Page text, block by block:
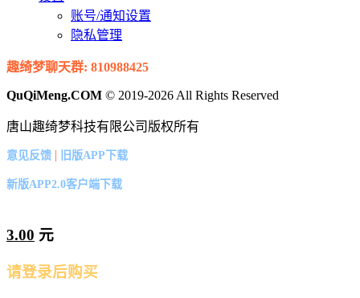
账号/通知设置
隐私管理
趣绮梦聊天群: 810988425
QuQiMeng.COM © 2019-2026 All Rights Reserved
唐山趣绮梦科技有限公司版权所有
意见反馈 | 旧版APP下载
新版APP2.0客户端下载
3.00 元
请登录后购买